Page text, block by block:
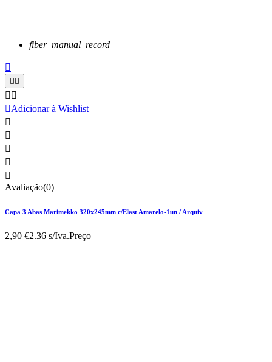
fiber_manual_record


 
Adicionar à Wishlist





Avaliação(0)
Capa 3 Abas Marimekko 320x245mm c/Elast Amarelo-1un / Arquiv
2,90 €2.36 s/Iva.Preço